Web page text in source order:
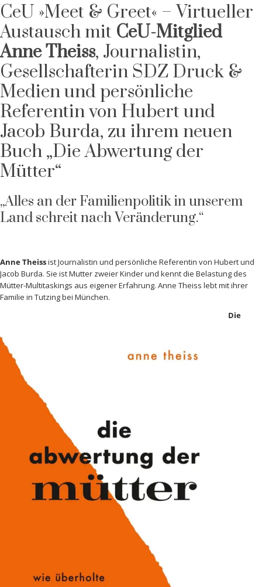
CeU »Meet & Greet« – Virtueller
Austausch mit CeU-Mitglied
Anne Theiss, Journalistin,
Gesellschafterin SDZ Druck &
Medien und persönliche
Referentin von Hubert und
Jacob Burda, zu ihrem neuen
Buch „Die Abwertung der
Mütter“
„Alles an der Familienpolitik in unserem
Land schreit nach Veränderung.“
Anne Theissist Journalistin und persönliche Referentin von Hubert und
Jacob Burda. Sie ist Mutter zweier Kinder und kennt die Belastung des
Mütter-Multitaskings aus eigener Erfahrung. Anne Theiss lebt mit ihrer
Familie in Tutzing bei München.
Die